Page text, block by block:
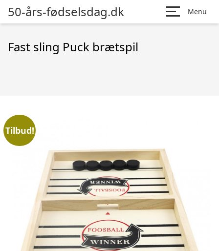
50-års-fødselsdag.dk Menu
Fast sling Puck brætspil
Tilbud!